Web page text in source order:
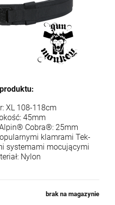
XL 108-118cm
45mm
Cobra®: 25mm
klamrami Tek-
systemami mocującymi
Nylon
brak na magazynie